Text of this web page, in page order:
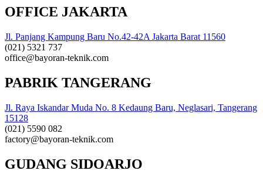
OFFICE JAKARTA
Jl. Panjang Kampung Baru No.42-42A Jakarta Barat 11560
(021) 5321 737
office@bayoran-teknik.com
PABRIK TANGERANG
Jl. Raya Iskandar Muda No. 8 Kedaung Baru, Neglasari, Tangerang
15128
(021) 5590 082
factory@bayoran-teknik.com
GUDANG SIDOARJO